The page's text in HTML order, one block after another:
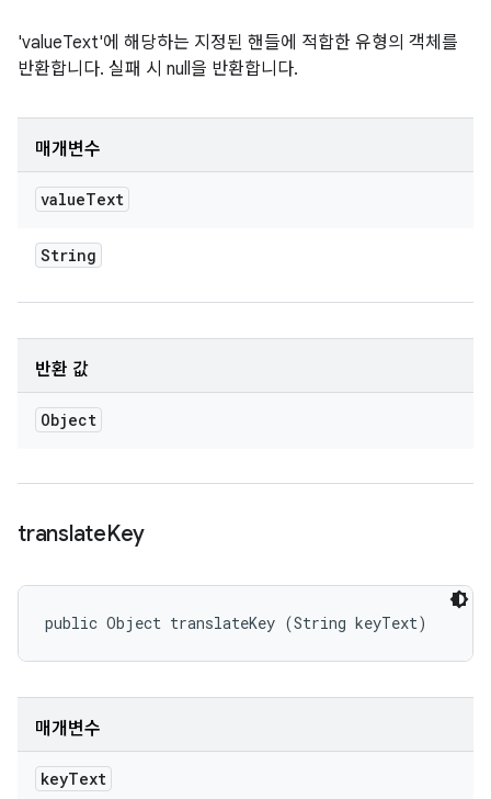
'valueText'에 해당하는 지정된 핸들에 적합한 유형의 객체를
반환합니다. 실패 시 null을 반환합니다.
매개변수
valueText
String
반환 값
Object
translateKey
public Object translateKey (String keyText)
매개변수
keyText